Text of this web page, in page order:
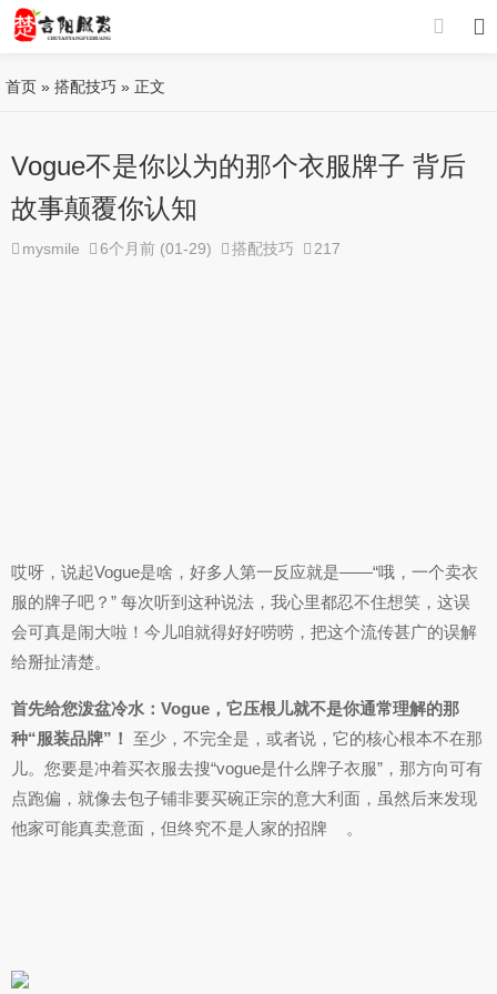
首页 » 搭配技巧 » 正文
Vogue不是你以为的那个衣服牌子 背后
故事颠覆你认知
mysmile 6个月前 (01-29) 搭配技巧 217
哎呀，说起Vogue是啥，好多人第一反应就是——“哦，一个卖衣
服的牌子吧？” 每次听到这种说法，我心里都忍不住想笑，这误
会可真是闹大啦！今儿咱就得好好唠唠，把这个流传甚广的误解
给掰扯清楚。
首先给您泼盆冷水：Vogue，它压根儿就不是你通常理解的那
种“服装品牌”！ 至少，不完全是，或者说，它的核心根本不在那
儿。您要是冲着买衣服去搜“vogue是什么牌子衣服”，那方向可有
点跑偏，就像去包子铺非要买碗正宗的意大利面，虽然后来发现
他家可能真卖意面，但终究不是人家的招牌
。